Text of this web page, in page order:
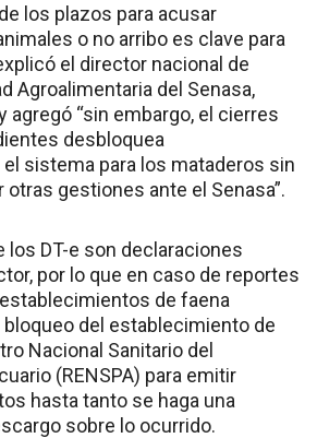
los plazos para acusar
o no arribo es clave para
el director nacional de
Agroalimentaria del Senasa,
agregó “sin embargo, el cierres
desbloquea
sistema para los mataderos sin
otras gestiones ante el Senasa”.
los DT-e son declaraciones
por lo que en caso de reportes
establecimientos de faena
del establecimiento de
Nacional Sanitario del
(RENSPA) para emitir
hasta tanto se haga una
sobre lo ocurrido.